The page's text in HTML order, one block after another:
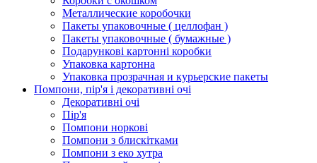
Металлические коробочки
Пакеты упаковочные ( целлофан )
Пакеты упаковочные ( бумажные )
Подарункові картонні коробки
Упаковка картонна
Упаковка прозрачная и курьерские пакеты
Помпони, пір'я і декоративні очі
Декоративні очі
Пір'я
Помпони норкові
Помпони з блискітками
Помпони з еко хутра